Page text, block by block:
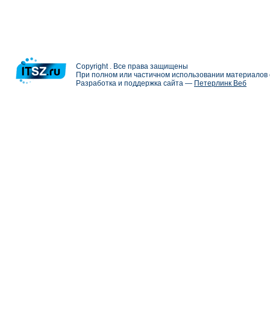
Copyright . Все права защищены
При полном или частичном использовании
Разработка и поддержка сайта — Петерлинк Веб